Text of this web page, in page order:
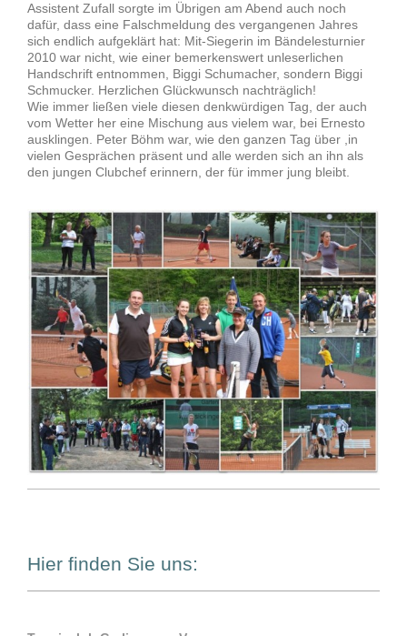
Assistent Zufall sorgte im Übrigen am Abend auch noch
dafür, dass eine Falschmeldung des vergangenen Jahres
sich endlich aufgeklärt hat: Mit-Siegerin im Bändelesturnier
2010 war nicht, wie einer bemerkenswert unleserlichen
Handschrift entnommen, Biggi Schumacher, sondern Biggi
Schmucker. Herzlichen Glückwunsch nachträglich!
Wie immer ließen viele diesen denkwürdigen Tag, der auch
vom Wetter her eine Mischung aus vielem war, bei Ernesto
ausklingen. Peter Böhm war, wie den ganzen Tag über ,in
vielen Gesprächen präsent und alle werden sich an ihn als
den jungen Clubchef erinnern, der für immer jung bleibt.
Hier finden Sie uns: